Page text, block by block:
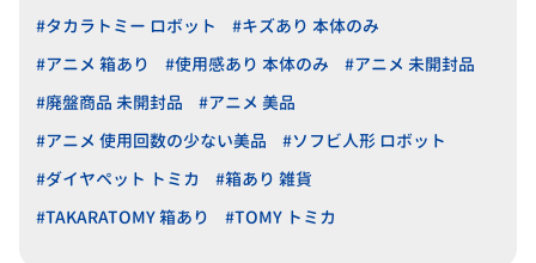
#タカラトミー ロボット
#キズあり 本体のみ
#アニメ 箱あり
#使用感あり 本体のみ
#アニメ 未開封品
#廃盤商品 未開封品
#アニメ 美品
#アニメ 使用回数の少ない美品
#ソフビ人形 ロボット
#ダイヤペット トミカ
#箱あり 雑貨
#TAKARATOMY 箱あり
#TOMY トミカ